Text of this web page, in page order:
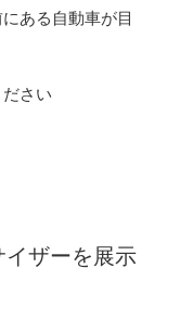
ある自動車が目
さい
ザーを展示